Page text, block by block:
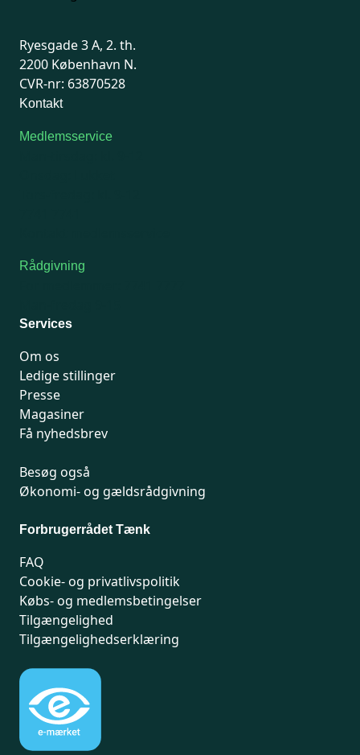
Ryesgade 3 A, 2. th.
2200 København N.
CVR-nr: 63870528
Kontakt
Medlemsservice
Rådgivning
Services
Om os
Ledige stillinger
Presse
Magasiner
Få nyhedsbrev
Besøg også
Økonomi- og gældsrådgivning
Forbrugerrådet Tænk
FAQ
Cookie- og privatlivspolitik
Købs- og medlemsbetingelser
Tilgængelighed
Tilgængelighedserklæring